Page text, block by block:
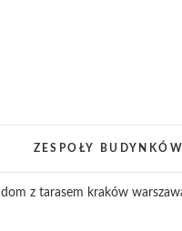
ZESPOŁY BUDYNKÓW